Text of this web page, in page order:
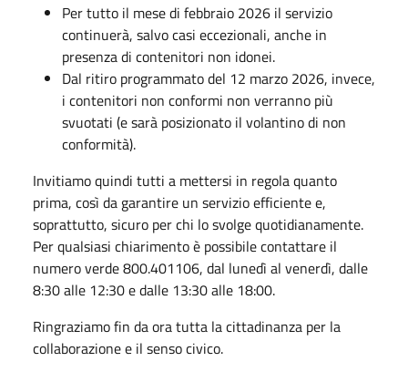
Per tutto il mese di febbraio 2026 il servizio
continuerà, salvo casi eccezionali, anche in
presenza di contenitori non idonei.
Dal ritiro programmato del 12 marzo 2026, invece,
i contenitori non conformi non verranno più
svuotati (e sarà posizionato il volantino di non
conformità).
Invitiamo quindi tutti a mettersi in regola quanto
prima, così da garantire un servizio efficiente e,
soprattutto, sicuro per chi lo svolge quotidianamente.
Per qualsiasi chiarimento è possibile contattare il
numero verde 800.401106, dal lunedì al venerdì, dalle
8:30 alle 12:30 e dalle 13:30 alle 18:00.
Ringraziamo fin da ora tutta la cittadinanza per la
collaborazione e il senso civico.